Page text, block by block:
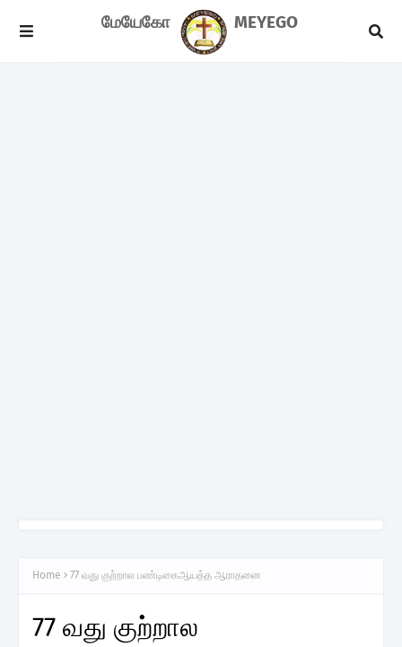
மேயேகோ MEYEGO
Home 77 வது குற்றால பண்டிகைஆயத்த ஆராதனை
77 வது குற்றால